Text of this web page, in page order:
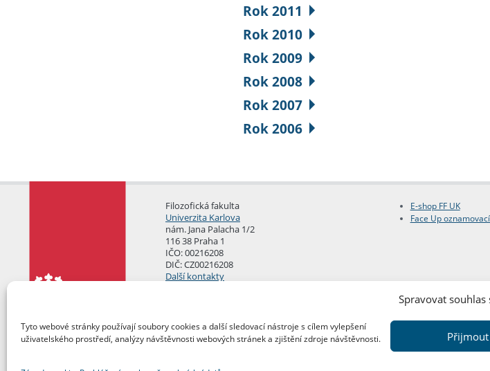
Spravovat souhlas
Tyto webové stránky používají soubory cookies a další sledovací nástroje s cílem vylepšení
uživatelského prostředí, analýzy návštěvnosti webových stránek a zjištění zdroje návštěvnosti.
Přijmout
Rok 2011
Rok 2010
Rok 2009
Rok 2008
Rok 2007
Rok 2006
Filozofická fakulta
Univerzita Karlova
nám. Jana Palacha 1/2
116 38 Praha 1
IČO: 00216208
DIČ: CZ00216208
Další kontakty
E-shop FF UK
Face Up